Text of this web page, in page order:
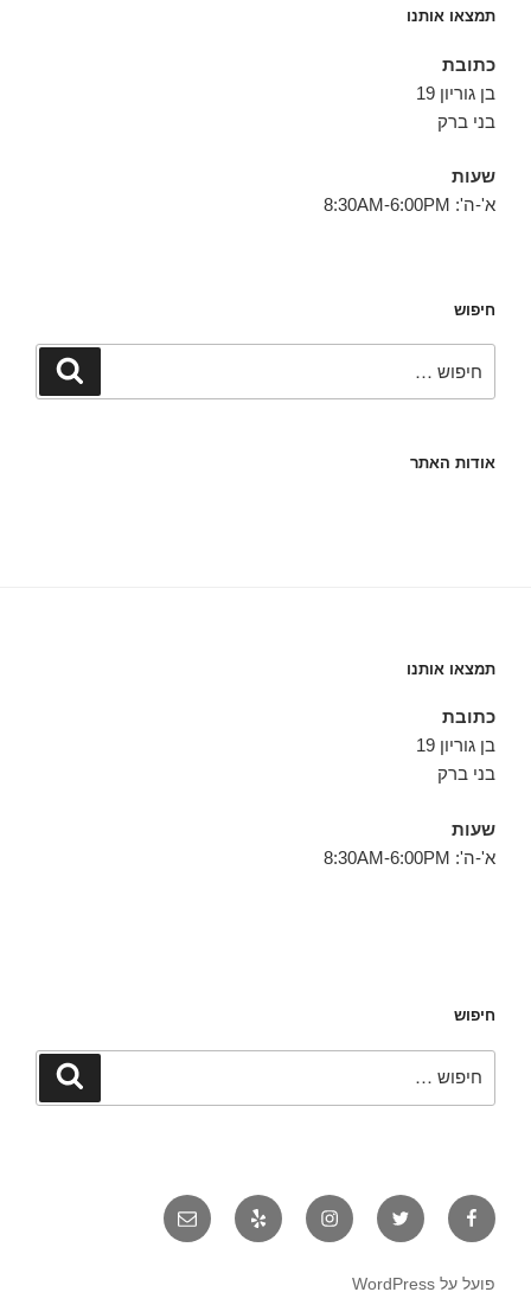
תמצאו אותנו
כתובת
בן גוריון 19
בני ברק
שעות
א'-ה': 8:30AM-6:00PM
חיפוש
חיפוש
אודות האתר
תמצאו אותנו
כתובת
בן גוריון 19
בני ברק
שעות
א'-ה': 8:30AM-6:00PM
חיפוש
חיפוש
פייסבוק טוויטר אינסטגרם יאלפ אימייל
פועל על WordPress